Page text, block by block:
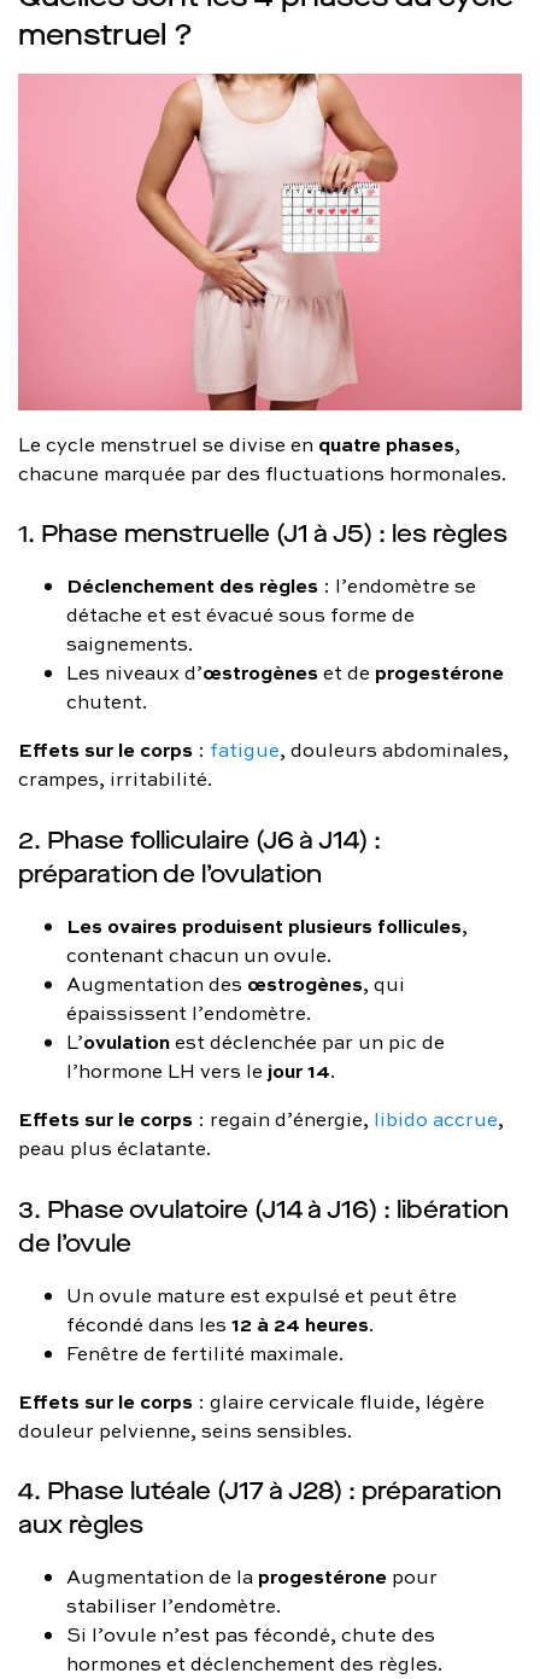
menstruel ?
Le cycle menstruel se divise en quatre phases,
chacune marquée par des fluctuations hormonales.
1. Phase menstruelle (J1 à J5) : les règles
Déclenchement des règles : l’endomètre se
détache et est évacué sous forme de
saignements.
Les niveaux d’œstrogèneset de progestérone
chutent.
Effets sur le corps : fatigue, douleurs abdominales,
crampes, irritabilité.
2. Phase folliculaire (J6 à J14) :
préparation de l’ovulation
Les ovaires produisent plusieurs follicules,
contenant chacun un ovule.
Augmentation des œstrogènes, qui
épaississent l’endomètre.
L’ovulationest déclenchée par un pic de
l’hormone LH vers le jour 14.
Effets sur le corps : regain d’énergie, libido accrue,
peau plus éclatante.
3. Phase ovulatoire (J14 à J16) : libération
de l’ovule
Un ovule mature est expulsé et peut être
fécondé dans les 12 à 24 heures.
Fenêtre de fertilité maximale.
Effets sur le corps : glaire cervicale fluide, légère
douleur pelvienne, seins sensibles.
4. Phase lutéale (J17 à J28) : préparation
aux règles
Augmentation de laprogestérone pour
stabiliser l’endomètre.
Si l’ovule n’est pas fécondé, chute des
hormones et déclenchement des règles.